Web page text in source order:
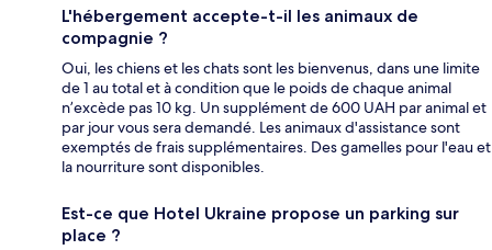
L'hébergement accepte-t-il les animaux de
compagnie ?
Oui, les chiens et les chats sont les bienvenus, dans une limite
de 1 au total et à condition que le poids de chaque animal
n’excède pas 10 kg. Un supplément de 600 UAH par animal et
par jour vous sera demandé. Les animaux d'assistance sont
exemptés de frais supplémentaires. Des gamelles pour l'eau et
la nourriture sont disponibles.
Est-ce que Hotel Ukraine propose un parking sur
place ?